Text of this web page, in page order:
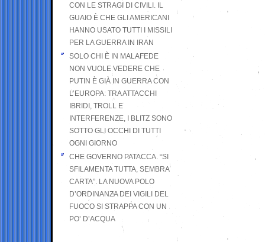
CON LE STRAGI DI CIVILI. IL
GUAIO È CHE GLI AMERICANI
HANNO USATO TUTTI I MISSILI
PER LA GUERRA IN IRAN
SOLO CHI È IN MALAFEDE
NON VUOLE VEDERE CHE
PUTIN È GIÀ IN GUERRA CON
L’EUROPA: TRA ATTACCHI
IBRIDI, TROLL E
INTERFERENZE, I BLITZ SONO
SOTTO GLI OCCHI DI TUTTI
OGNI GIORNO
CHE GOVERNO PATACCA. “SI
SFILAMENTA TUTTA, SEMBRA
CARTA”. LA NUOVA POLO
D’ORDINANZA DEI VIGILI DEL
FUOCO SI STRAPPA CON UN
PO’ D’ACQUA